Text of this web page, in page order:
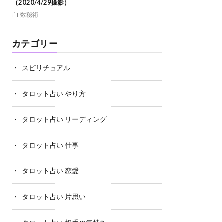
（2020/4/29撮影）
数秘術
カテゴリー
スピリチュアル
タロット占い やり方
タロット占い リーディング
タロット占い 仕事
タロット占い 恋愛
タロット占い 片思い